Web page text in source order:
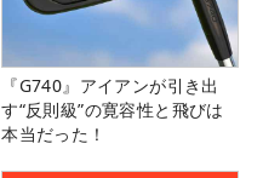
『G740』アイアンが引き出
す“反則級”の寛容性と飛びは
本当だった！